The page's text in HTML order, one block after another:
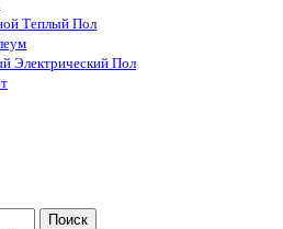
Теплый Пол
Электрический Пол
Поиск